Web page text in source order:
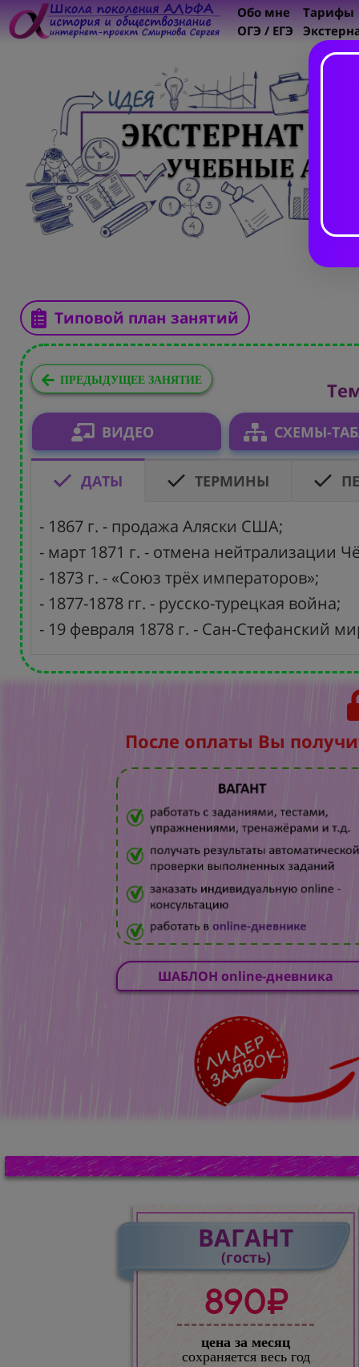
Обо мне
ОГЭ / ЕГЭ
Тарифы
Типовой план занятий
ПРЕДЫДУЩЕЕ ЗАНЯТИЕ
ВИДЕО СХЕМЫ-
ДАТЫ ТЕРМИНЫ
- 1867 г. - продажа Аляски США;
- март 1871 г. - отмена нейтрализации
- 1873 г. - «Союз трёх императоров»;
- 1877-1878 гг. - русско-турецкая война;
- 19 февраля 1878 г. - Сан-Стефанский
После оплаты Вы
ШАБЛОН online-дневника
ВАГАНТ
(гость)
890₽
цена за месяц
сохраняется весь год